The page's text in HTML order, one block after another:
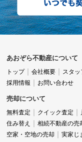
あおぞら不動産について
トップ 会社概要 スタ
採用情報
お問い合わせ
売却について
無料査定 クイック査定
住み替え
相続不動産の売
空家・空地の売却
実家じ